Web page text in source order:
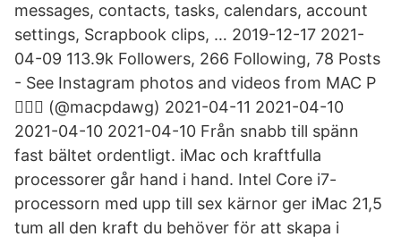
messages, contacts, tasks, calendars, account
settings, Scrapbook clips, … 2019-12-17 2021-
04-09 113.9k Followers, 266 Following, 78 Posts
- See Instagram photos and videos from MAC P
⛹🏻‍♂️ (@macpdawg) 2021-04-11 2021-04-10
2021-04-10 2021-04-10 Från snabb till spänn
fast bältet ordentligt. iMac och kraftfulla
processorer går hand i hand. Intel Core i7-
processorn med upp till sex kärnor ger iMac 21,5
tum all den kraft du behöver för att skapa i